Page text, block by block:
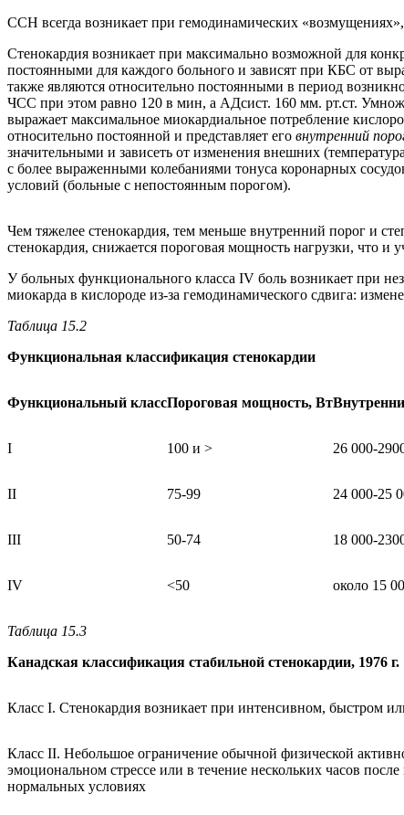
ССН всегда возникает при гемодинамических
Стенокардия возникает при максимально возможной для
постоянными для каждого больного и зависят при КБС от
также являются относительно постоянными в период
ЧСС при этом равно 120 в мин, а АДсист. 160 мм. рт.ст.
выражает максимальное миокардиальное потребление
относительно постоянной и представляет его внутренний
значительными и зависеть от изменения внешних
с более выраженными колебаниями тонуса коронарных
условий (больные с непостоянным порогом).
Чем тяжелее стенокардия, тем меньше внутренний порог и
стенокардия, снижается пороговая мощность нагрузки, что и
У больных функционального класса IV боль возникает при
миокарда в кислороде из-за гемодинамического сдвига:
Таблица 15.2
Функциональная классификация стенокардии
Функциональный классПороговая мощность, Вт
I 100 и > 26 000-
II 75-99 24 000-25
III 50-74 18 000-
IV <50 около 15
Таблица 15.3
Канадская классификация стабильной стенокардии, 1976 г.
Класс I. Стенокардия возникает при интенсивном, быстром
Класс II. Небольшое ограничение обычной физической
эмоциональном стрессе или в течение нескольких часов
нормальных условиях